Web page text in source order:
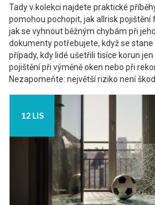
Tady v kolekci najdete praktické
pomohou pochopit, jak allrisk pojištění
jak se vyhnout běžným chybám při
dokumenty potřebujete, když se stane
případy, kdy lidé ušetřili tisíce korun
pojištění při výměně oken nebo při
Nezapomeňte: největší riziko není
12 LIS